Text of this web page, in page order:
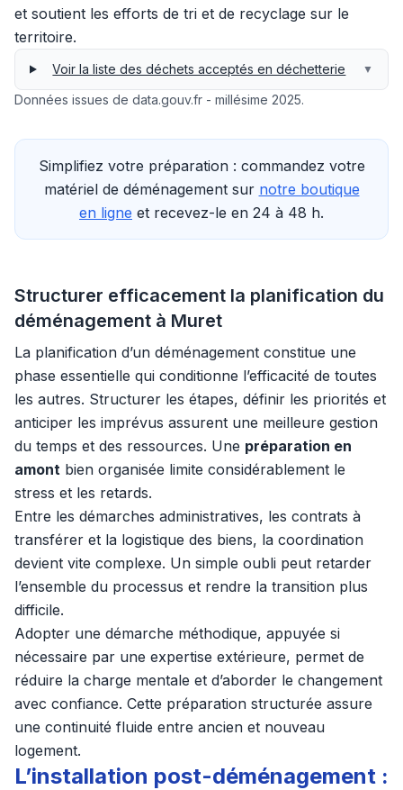
et soutient les efforts de tri et de recyclage sur le
territoire.
Voir la liste des déchets acceptés en déchetterie ▼
Données issues de data.gouv.fr - millésime 2025.
Simplifiez votre préparation : commandez votre
matériel de déménagement sur notre boutique
en ligne et recevez-le en 24 à 48 h.
Structurer efficacement la planification du
déménagement à Muret
La planification d’un déménagement constitue une
phase essentielle qui conditionne l’efficacité de toutes
les autres. Structurer les étapes, définir les priorités et
anticiper les imprévus assurent une meilleure gestion
du temps et des ressources. Une préparation en
amont bien organisée limite considérablement le
stress et les retards.
Entre les démarches administratives, les contrats à
transférer et la logistique des biens, la coordination
devient vite complexe. Un simple oubli peut retarder
l’ensemble du processus et rendre la transition plus
difficile.
Adopter une démarche méthodique, appuyée si
nécessaire par une expertise extérieure, permet de
réduire la charge mentale et d’aborder le changement
avec confiance. Cette préparation structurée assure
une continuité fluide entre ancien et nouveau
logement.
L’installation post-déménagement :